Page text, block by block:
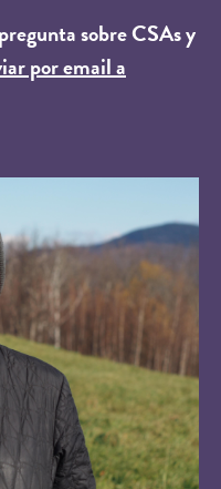
sobre CSAs y
por email a